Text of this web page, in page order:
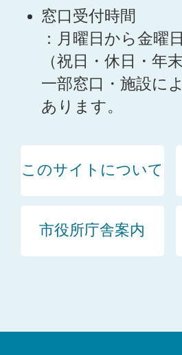
窓口受付時間
：月曜日から金
（祝日・休日・年
一部窓口・施設に
あります。
このサイトについて
市役所庁舎案内